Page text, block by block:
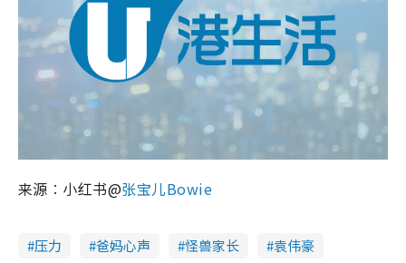
来源︰小红书@张宝儿Bowie
压力 爸妈心声 怪兽家长
袁伟豪